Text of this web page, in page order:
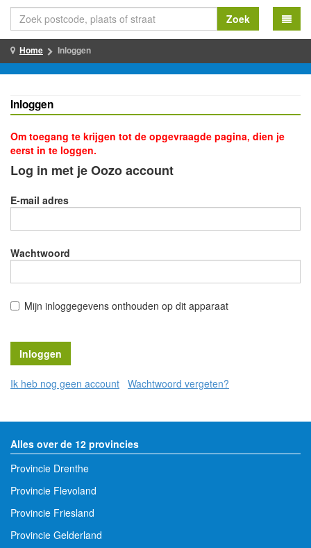
Zoek
Home Inloggen
Inloggen
Om toegang te krijgen tot de opgevraagde pagina, dien je
eerst in te loggen.
Log in met je Oozo account
E-mail adres
Wachtwoord
Mijn inloggegevens onthouden op dit apparaat
Ik heb nog geen account Wachtwoord vergeten?
Alles over de 12 provincies
Provincie Drenthe
Provincie Flevoland
Provincie Friesland
Provincie Gelderland